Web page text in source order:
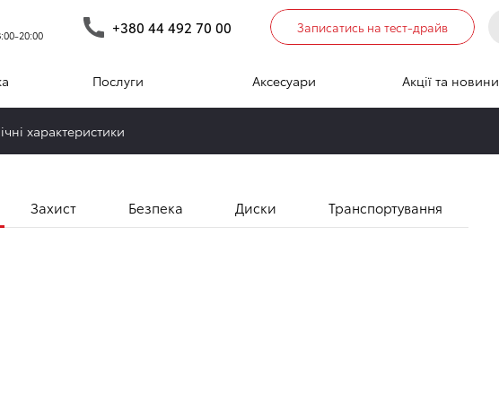
20:00 +380 44 492 70 00 Записатись на тест-драйв
Послуги Аксесуари Акції та новини
характеристики
Екстер'єр Багажне відділення
Екстер'єр
Захист Безпека Диски Транспортування